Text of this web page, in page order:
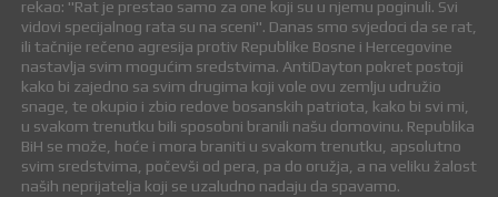
rekao: "Rat je prestao samo za one koji su u njemu poginuli. Svi
vidovi specijalnog rata su na sceni". Danas smo svjedoci da se rat,
ili tačnije rečeno agresija protiv Republike Bosne i Hercegovine
nastavlja svim mogućim sredstvima. AntiDayton pokret postoji
kako bi zajedno sa svim drugima koji vole ovu zemlju udružio
snage, te okupio i zbio redove bosanskih patriota, kako bi svi mi,
u svakom trenutku bili sposobni branili našu domovinu. Republika
BiH se može, hoće i mora braniti u svakom trenutku, apsolutno
svim sredstvima, počevši od pera, pa do oružja, a na veliku žalost
naših neprijatelja koji se uzaludno nadaju da spavamo.